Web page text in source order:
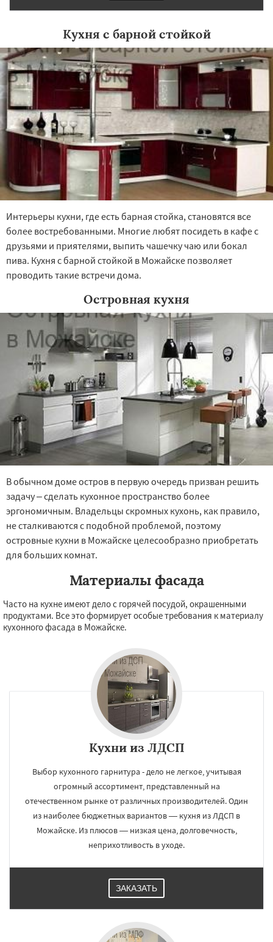
Кухня с барной стойкой
Интерьеры кухни, где есть барная стойка, становятся все
более востребованными. Многие любят посидеть в кафе с
друзьями и приятелями, выпить чашечку чаю или бокал
пива. Кухня с барной стойкой в Можайске позволяет
проводить такие встречи дома.
Островная кухня
В обычном доме остров в первую очередь призван решить
задачу – сделать кухонное пространство более
эргономичным. Владельцы скромных кухонь, как правило,
не сталкиваются с подобной проблемой, поэтому
островные кухни в Можайске целесообразно приобретать
для больших комнат.
Материалы фасада
Часто на кухне имеют дело с горячей посудой, окрашенными
продуктами. Все это формирует особые требования к материалу
кухонного фасада в Можайске.
Кухни из ЛДСП
Выбор кухонного гарнитура - дело не легкое, учитывая
огромный ассортимент, представленный на
отечественном рынке от различных производителей. Один
из наиболее бюджетных вариантов — кухня из ЛДСП в
Можайске. Из плюсов — низкая цена, долговечность,
неприхотливость в уходе.
ЗАКАЗАТЬ